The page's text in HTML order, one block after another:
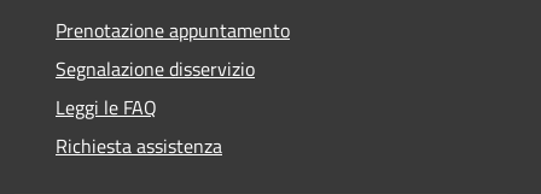
Prenotazione appuntamento
Segnalazione disservizio
Leggi le FAQ
Richiesta assistenza